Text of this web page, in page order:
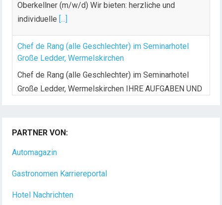
Oberkellner (m/w/d) Wir bieten: herzliche und
individuelle [...]
Chef de Rang (alle Geschlechter) im Seminarhotel
Große Ledder, Wermelskirchen
Chef de Rang (alle Geschlechter) im Seminarhotel
Große Ledder, Wermelskirchen IHRE AUFGABEN UND
Koch/Köchin (m/w/d) in Vollzeit